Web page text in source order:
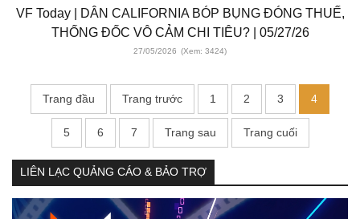
VF Today | DÂN CALIFORNIA BÓP BỤNG ĐÓNG THUẾ,
THỐNG ĐỐC VÔ CẢM CHI TIÊU? | 05/27/26
27/05/2026 (Xem: 3424)
Trang đầu Trang trước 1 2 3 4
5 6 7 Trang sau Trang cuối
LIÊN LẠC QUẢNG CÁO & BẢO TRỢ